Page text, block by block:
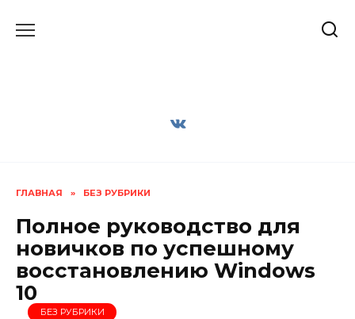
ГЛАВНАЯ » БЕЗ РУБРИКИ
Полное руководство для
новичков по успешному
восстановлению Windows
10
БЕЗ РУБРИКИ